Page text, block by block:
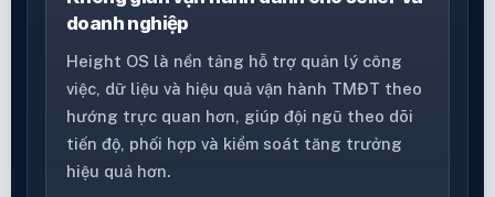
doanh nghiệp
Height OS là nền tảng hỗ trợ quản lý công
việc, dữ liệu và hiệu quả vận hành TMĐT theo
hướng trực quan hơn, giúp đội ngũ theo dõi
tiến độ, phối hợp và kiểm soát tăng trưởng
hiệu quả hơn.